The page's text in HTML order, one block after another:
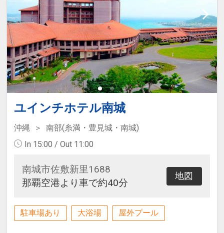
ユインチホテル南城
沖縄
南部(糸満・豊見城・南城)
In 15:00 / Out 11:00
南城市佐敷新里1688
那覇空港より車で約40分
地図
駐車場あり 大浴場 屋外プール